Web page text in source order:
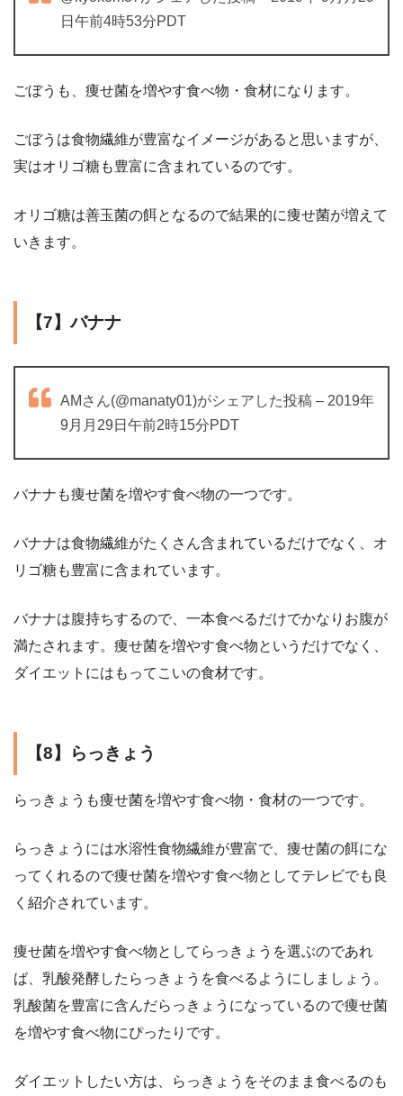
日午前4時53分PDT
ごぼうも、痩せ菌を増やす食べ物・食材になります。
ごぼうは食物繊維が豊富なイメージがあると思いますが、
実はオリゴ糖も豊富に含まれているのです。
オリゴ糖は善玉菌の餌となるので結果的に痩せ菌が増えて
いきます。
【7】バナナ
AMさん(@manaty01)がシェアした投稿 – 2019年
9月月29日午前2時15分PDT
バナナも痩せ菌を増やす食べ物の一つです。
バナナは食物繊維がたくさん含まれているだけでなく、オ
リゴ糖も豊富に含まれています。
バナナは腹持ちするので、一本食べるだけでかなりお腹が
満たされます。痩せ菌を増やす食べ物というだけでなく、
ダイエットにはもってこいの食材です。
【8】らっきょう
らっきょうも痩せ菌を増やす食べ物・食材の一つです。
らっきょうには水溶性食物繊維が豊富で、痩せ菌の餌にな
ってくれるので痩せ菌を増やす食べ物としてテレビでも良
く紹介されています。
痩せ菌を増やす食べ物としてらっきょうを選ぶのであれ
ば、乳酸発酵したらっきょうを食べるようにしましょう。
乳酸菌を豊富に含んだらっきょうになっているので痩せ菌
を増やす食べ物にぴったりです。
ダイエットしたい方は、らっきょうをそのまま食べるのも